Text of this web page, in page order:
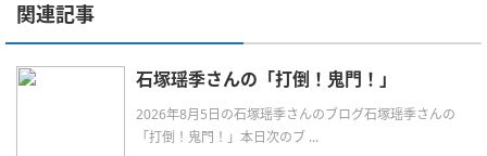
関連記事
石塚瑶季さんの「打倒！鬼門！」
2026年8月5日の石塚瑶季さんのブログ石塚瑶季さんの
「打倒！鬼門！」本日次のブ ...